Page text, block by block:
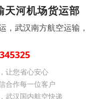
天河机场货运部
，武汉南方航空运输
让您省心安心
合作每一位客户
武汉国内航空快递